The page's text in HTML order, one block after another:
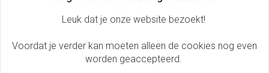
Gerelateerde producten
Leuk dat je onze website bezoekt!
Voordat je verder kan moeten alleen de cookies nog even
worden geaccepteerd.